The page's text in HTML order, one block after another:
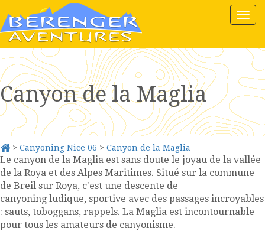
Canyon de la Maglia
> Canyoning Nice 06 > Canyon de la Maglia
Le canyon de la Maglia est sans doute le joyau de la vallée
de la Roya et des Alpes Maritimes. Situé sur la commune
de Breil sur Roya, c'est une descente de
canyoning ludique, sportive avec des passages incroyables
: sauts, toboggans, rappels. La Maglia est incontournable
pour tous les amateurs de canyonisme.